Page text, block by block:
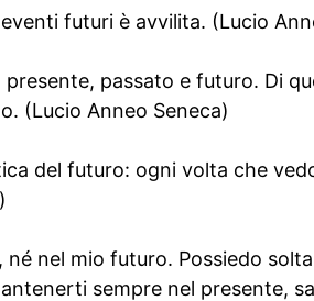
futuri è avvilita. (Lucio
passato e futuro. Di
(Lucio Anneo Seneca)
del futuro: ogni volta che
nel mio futuro. Possiedo
sempre nel presente,